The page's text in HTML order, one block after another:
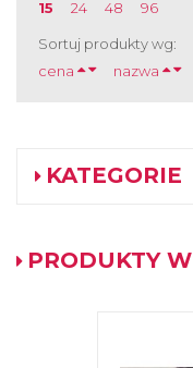
15
24 48 96
Sortuj produkty wg:
cena
nazwa
KATEGORIE
PRODUKTY